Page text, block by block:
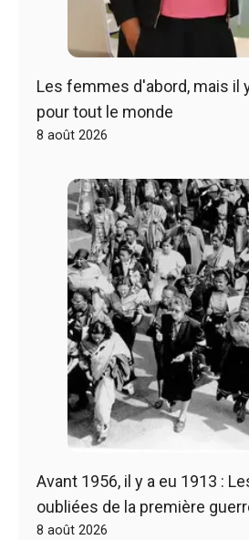
Les femmes d'abord, mais il
pour tout le monde
8 août 2026
Avant 1956, il y a eu 1913 :
oubliées de la première
8 août 2026